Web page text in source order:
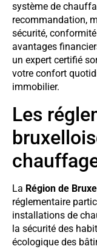
système de
recommandation,
sécurité,
avantages
un expert certifié
votre confort
immobilier.
Les
La Région de
réglementaire
installations de
la sécurité des
écologique des